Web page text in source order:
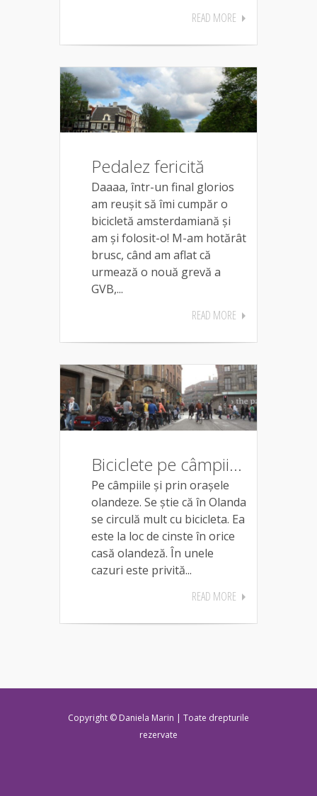
READ MORE
Pedalez fericită
Daaaa, într-un final glorios
am reușit să îmi cumpăr o
bicicletă amsterdamiană și
am și folosit-o! M-am hotărât
brusc, când am aflat că
urmează o nouă grevă a
GVB,...
READ MORE
Biciclete pe câmpii…
Pe câmpiile și prin orașele
olandeze. Se știe că în Olanda
se circulă mult cu bicicleta. Ea
este la loc de cinste în orice
casă olandeză. În unele
cazuri este privită...
READ MORE
Copyright © Daniela Marin | Toate drepturile
rezervate